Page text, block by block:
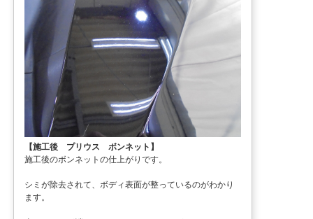
【施工後 プリウス ボンネット】
施工後のボンネットの仕上がりです。
シミが除去されて、ボディ表面が整っているのがわかり
ます。